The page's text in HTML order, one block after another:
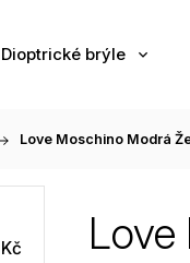
Dioptrické brýle
Love Moschino Modrá
Kč Love